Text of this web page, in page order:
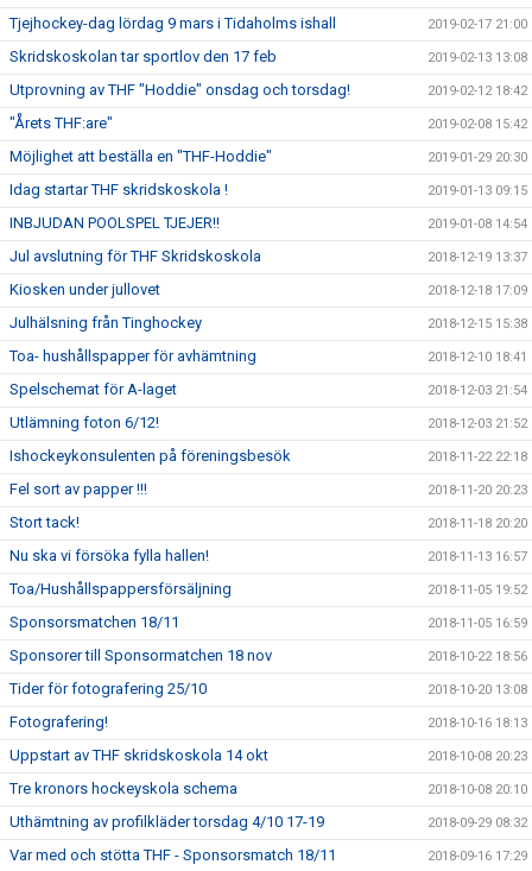
Tjejhockey-dag lördag 9 mars i Tidaholms ishall 2019-02-17 21:00
Skridskoskolan tar sportlov den 17 feb 2019-02-13 13:08
Utprovning av THF "Hoddie" onsdag och torsdag! 2019-02-12 18:42
"Årets THF:are" 2019-02-08 15:42
Möjlighet att beställa en "THF-Hoddie" 2019-01-29 20:30
Idag startar THF skridskoskola ! 2019-01-13 09:15
INBJUDAN POOLSPEL TJEJER!! 2019-01-08 14:54
Jul avslutning för THF Skridskoskola 2018-12-19 13:37
Kiosken under jullovet 2018-12-18 17:09
Julhälsning från Tinghockey 2018-12-15 15:38
Toa- hushållspapper för avhämtning 2018-12-10 18:41
Spelschemat för A-laget 2018-12-03 21:54
Utlämning foton 6/12! 2018-12-03 21:52
Ishockeykonsulenten på föreningsbesök 2018-11-22 22:18
Fel sort av papper !!! 2018-11-20 20:23
Stort tack! 2018-11-18 20:20
Nu ska vi försöka fylla hallen! 2018-11-13 16:57
Toa/Hushållspappersförsäljning 2018-11-05 19:52
Sponsorsmatchen 18/11 2018-11-05 16:59
Sponsorer till Sponsormatchen 18 nov 2018-10-22 18:56
Tider för fotografering 25/10 2018-10-20 13:08
Fotografering! 2018-10-16 18:13
Uppstart av THF skridskoskola 14 okt 2018-10-08 20:23
Tre kronors hockeyskola schema 2018-10-08 20:10
Uthämtning av profilkläder torsdag 4/10 17-19 2018-09-29 08:32
Var med och stötta THF - Sponsorsmatch 18/11 2018-09-16 17:29